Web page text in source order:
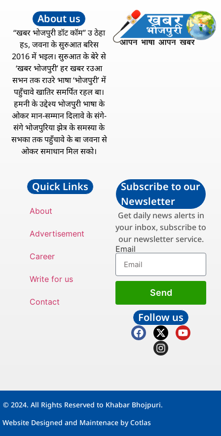
About us
“खबर भोजपुरी डॉट कॉम” उ ठेहा
हs, जवना के सुरुआत बरिस
2016 में भइल। सुरुआत के बेरे से
‘खबर भोजपुरी’ हर खबर रउआ
सभन तक राउरे भाषा ‘भोजपुरी’ में
पहुँचावे खातिर समर्पित रहल बा।
हमनी के उद्देश्य भोजपुरी भाषा के
ओकर मान-सम्मान दिलावे के संगे-
संगे भोजपुरिया झेत्र के समस्या के
सभका तक पहुँचावे के बा जवना से
ओकर समाधान मिल सको।
Quick Links
About
Advertisement
Career
Write for us
Contact
Subscribe to our
Newsletter
Get daily news alerts in
your inbox, subscribe to
our newsletter service.
Email
Send
Follow us
© 2024. All Rights Reserved to Khabar Bhojpuri.
Website Designed and Maintenace byCotlas